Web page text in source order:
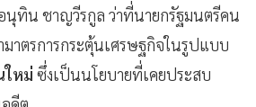
นุทิน ชาญวีรกูล ว่าที่นายกรัฐมนตรีคน
มาตรการกระตุ้นเศรษฐกิจในรูปแบบ
ใหม่ ซึ่งเป็นนโยบายที่เคยประสบ